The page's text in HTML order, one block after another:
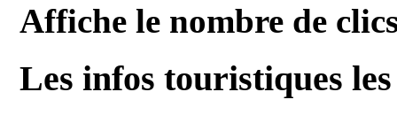
Affiche le nombre de
Les infos touristiques